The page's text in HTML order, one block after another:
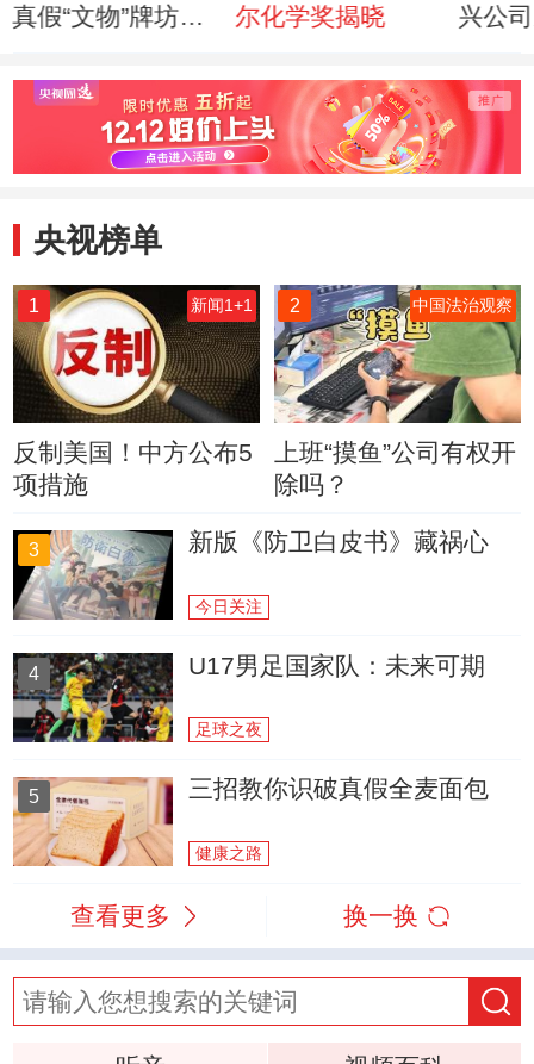
真假“文物”牌坊风
尔化学奖揭晓
兴公
央视榜单
1 新闻1+1
反制美国！中方公布5
项措施
2 中国法治观察
上班“摸鱼”公司有权开
除吗？
3 新版《防卫白皮书》藏祸心
今日关注
4 U17男足国家队：未来可期
足球之夜
5 三招教你识破真假全麦面包
健康之路
查看更多 换一换